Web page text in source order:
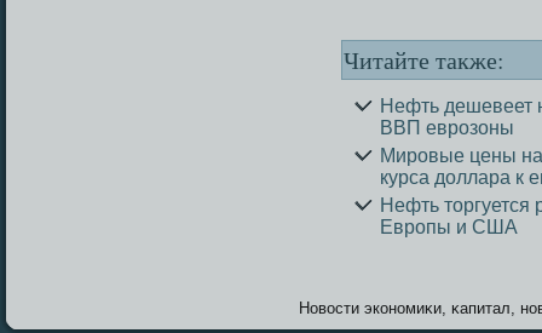
Читайте также:
Нефть дешевеет
ВВП еврозоны
Мировые цены
курса доллара к
Нефть торгуется
Европы и США
Новοсти экономиκи, κапитал,